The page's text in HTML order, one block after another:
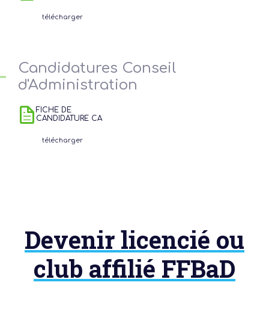
télécharger
Candidatures Conseil
d'Administration
FICHE DE
CANDIDATURE CA
télécharger
Devenir licencié ou
club affilié FFBaD